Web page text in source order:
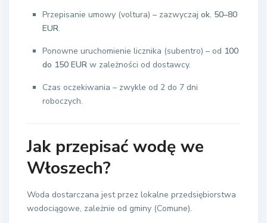
Przepisanie umowy (voltura) – zazwyczaj ok. 50–80
EUR.
Ponowne uruchomienie licznika (subentro) – od 100
do 150 EUR w zależności od dostawcy.
Czas oczekiwania – zwykle od 2 do 7 dni
roboczych.
Jak przepisać wodę we
Włoszech?
Woda dostarczana jest przez lokalne przedsiębiorstwa
wodociągowe, zależnie od gminy (Comune).